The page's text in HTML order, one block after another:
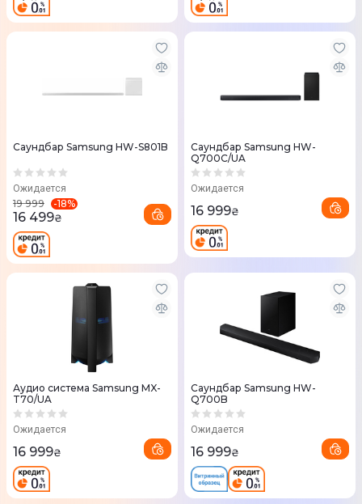
Саундбар Samsung HW-S801B
Ожидается
19 999 -18%
16 499₴
Саундбар Samsung HW-
Q700C/UA
Ожидается
16 999₴
Аудио система Samsung MX-
T70/UA
Ожидается
16 999₴
Саундбар Samsung HW-
Q700B
Ожидается
16 999₴